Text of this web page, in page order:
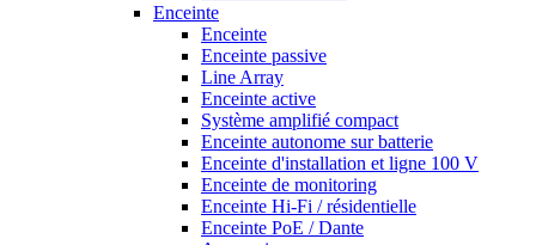
Enceinte
Enceinte
Enceinte passive
Line Array
Enceinte active
Système amplifié compact
Enceinte autonome sur batterie
Enceinte d'installation et ligne 100 V
Enceinte de monitoring
Enceinte Hi-Fi / résidentielle
Enceinte PoE / Dante